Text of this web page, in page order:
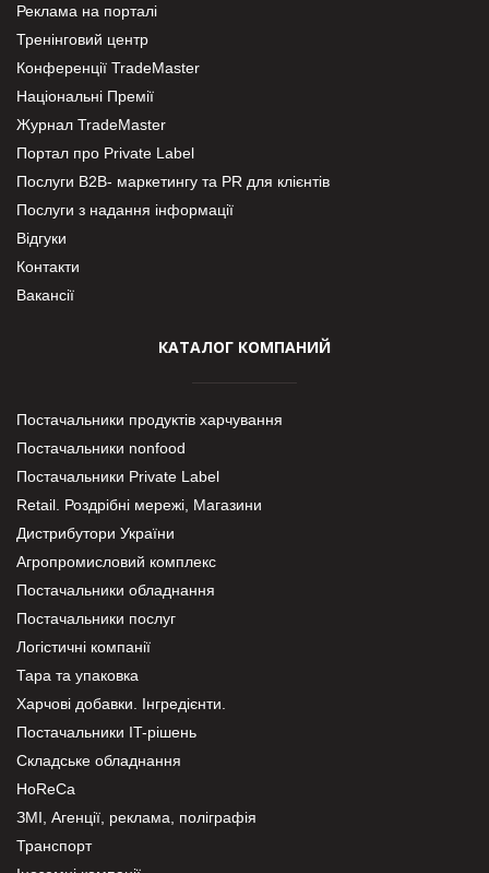
Реклама на порталі
Тренінговий центр
Конференції TradeMaster
Національні Премії
Журнал TradeMaster
Портал про Private Label
Послуги В2В- маркетингу та PR для клієнтів
Послуги з надання інформації
Відгуки
Контакти
Вакансії
КАТАЛОГ КОМПАНИЙ
Постачальники продуктів харчування
Постачальники nonfood
Постачальники Private Label
Retail. Роздрібні мережі, Магазини
Дистрибутори України
Агропромисловий комплекс
Постачальники обладнання
Постачальники послуг
Логістичні компанії
Тара та упаковка
Харчові добавки. Інгредієнти.
Постачальники IT-рішень
Складське обладнання
HoReCa
ЗМІ, Агенції, реклама, поліграфія
Транспорт